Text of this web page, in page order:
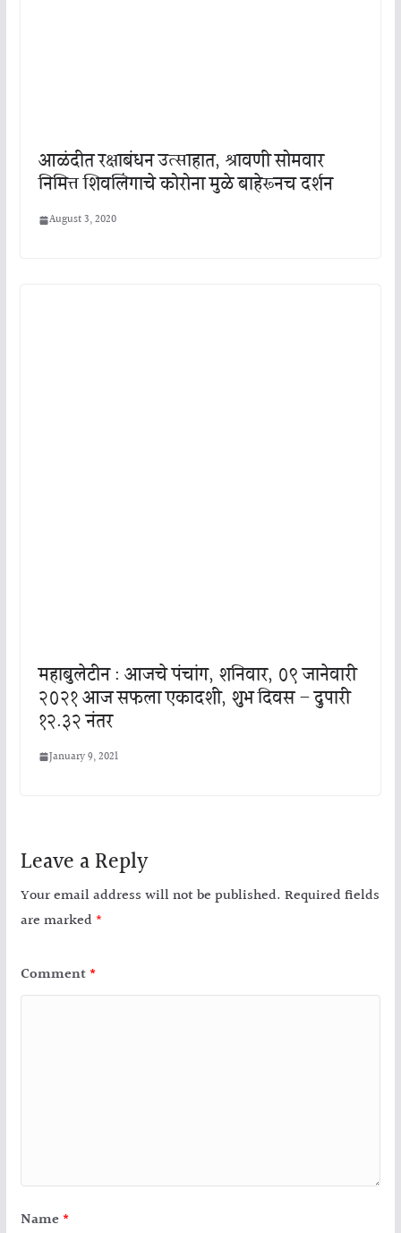
आळंदीत रक्षाबंधन उत्साहात, श्रावणी सोमवार
निमित्त शिवलिंगाचे कोरोना मुळे बाहेरूनच दर्शन
August 3, 2020
महाबुलेटीन : आजचे पंचांग, शनिवार, ०९ जानेवारी
२०२१ आज सफला एकादशी, शुभ दिवस – दुपारी
१२.३२ नंतर
January 9, 2021
Leave a Reply
Your email address will not be published. Required fields
are marked *
Comment *
Name *